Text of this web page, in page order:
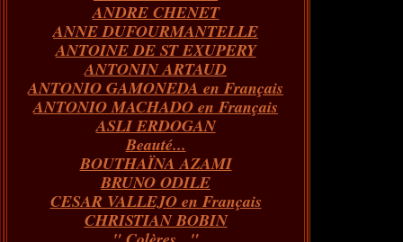
Janvier(60)
Février(68)
Janvier(86)
Mars(65)
Février(70)
Janvier(66)
Avril(76)
Mars(66)
Février(67)
Janvier(73)
Mai(82)
Avril(62)
Mars(66)
Février(55)
Janvier(43)
Juin(84)
Mai(89)
Avril(59)
Mars(73)
Février(54)
Janvier(51)
Juillet(72)
Juin(65)
Mai(97)
Avril(73)
Mars(100)
Février(146)
Janvier(124)
Août(40)
Juillet(31)
Juin(26)
ANDRE CHENET
ANNE DUFOURMANTELLE
ANTOINE DE ST EXUPERY
ANTONIN ARTAUD
ANTONIO GAMONEDA en Français
ANTONIO MACHADO en Français
ASLI ERDOGAN
Beauté...
BOUTHAÏNA AZAMI
BRUNO ODILE
CESAR VALLEJO en Français
CHRISTIAN BOBIN